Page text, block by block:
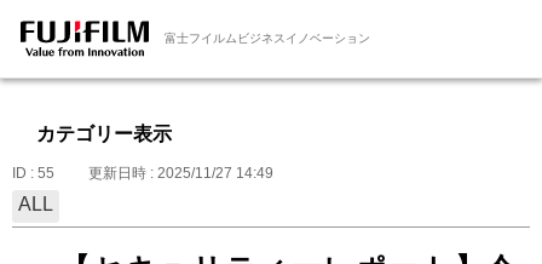
富士フイルムビジネスイノベーション
カテゴリー表示
ID : 55 更新日時 : 2025/11/27 14:49
ALL